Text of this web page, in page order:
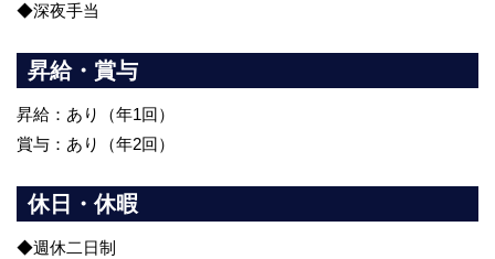
◆深夜手当
昇給・賞与
昇給：あり（年1回）
賞与：あり（年2回）
休日・休暇
◆週休二日制